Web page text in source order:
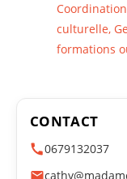
culturelle,
formations
CONTACT
0679132037